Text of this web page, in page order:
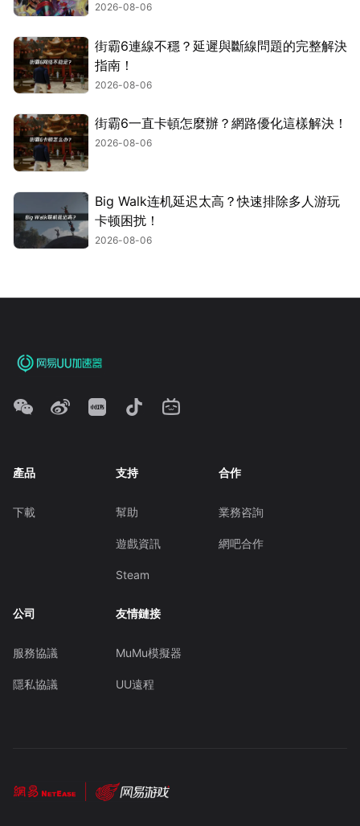
2026-08-06
街霸6連線不穩？延遲與斷線問題的完整解決
指南！
2026-08-06
街霸6一直卡頓怎麼辦？網路優化這樣解決！
2026-08-06
Big Walk连机延迟太高？快速排除多人游玩
卡顿困扰！
2026-08-06
產品
下載
支持
幫助
遊戲資訊
Steam
合作
業務咨詢
網吧合作
公司
服務協議
隱私協議
友情鏈接
MuMu模擬器
UU遠程